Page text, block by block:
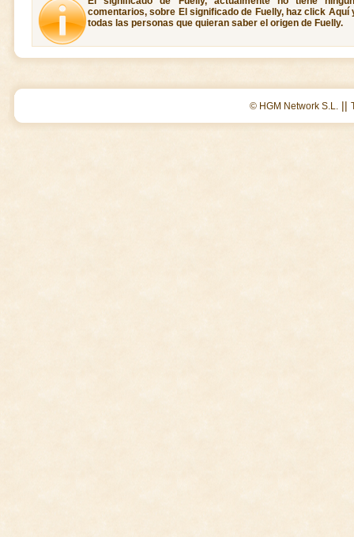
comentarios, sobre El significado de Fuelly, haz click
todas las personas que quieran saber el origen de Fuelly.
© HGM Network S.L. ||